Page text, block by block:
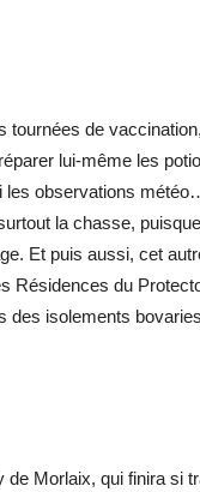
de
lui-même les
observations
la chasse,
Et puis aussi, cet
Résidences du
des isolements
de Morlaix, qui finira si